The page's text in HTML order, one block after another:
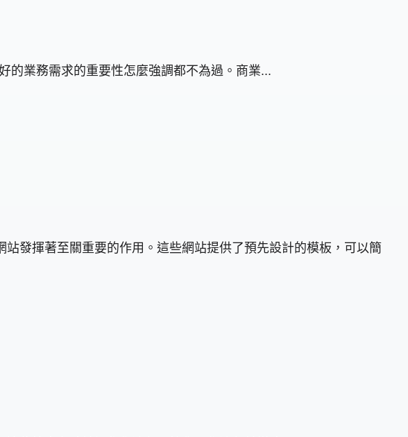
的業務需求的重要性怎麼強調都不為過。商業...
發揮著至關重要的作用。這些網站提供了預先設計的模板，可以簡